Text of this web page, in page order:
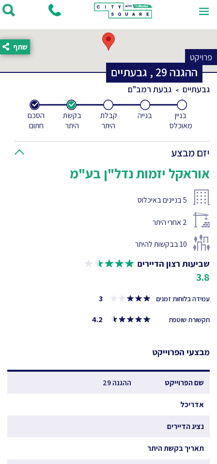
פרויקט
ההגנה 29
, גבעתיים
שתף
גבעתיים גבעת רמב"ם
בניין
מאוכלס
בנייה
קבלת
היתר
בקשת
היתר
הסכם
חתום
יזם מבצע
אוראקל יזמות נדל"ן בע"מ
5בניינים באיכלוס
2אחרי היתר
10בבקשות להיתר
שביעות רצון הדיירים
3.8
עמידה בלוחות זמנים 3
תקשורת שוטפת 4.2
מבצעי הפרוייקט
שם הפרוייקט ההגנה 29
אדריכל
נציג הדיירים
תאריך בקשת היתר